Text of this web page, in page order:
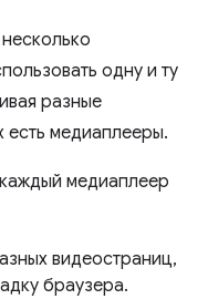
одну и ту
разные
есть медиаплееры.
медиаплеер
видеостраниц,
браузера.